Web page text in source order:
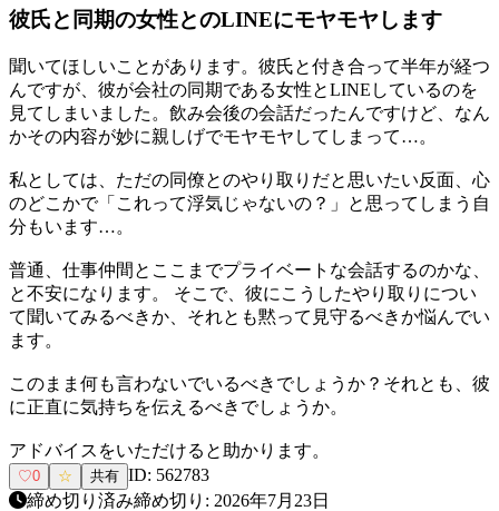
彼氏と同期の女性とのLINEにモヤモヤします
聞いてほしいことがあります。彼氏と付き合って半年が経つ
んですが、彼が会社の同期である女性とLINEしているのを
見てしまいました。飲み会後の会話だったんですけど、なん
かその内容が妙に親しげでモヤモヤしてしまって…。
私としては、ただの同僚とのやり取りだと思いたい反面、心
のどこかで「これって浮気じゃないの？」と思ってしまう自
分もいます…。
普通、仕事仲間とここまでプライベートな会話するのかな、
と不安になります。 そこで、彼にこうしたやり取りについ
て聞いてみるべきか、それとも黙って見守るべきか悩んでい
ます。
このまま何も言わないでいるべきでしょうか？それとも、彼
に正直に気持ちを伝えるべきでしょうか。
アドバイスをいただけると助かります。
♡0 ☆ 共有 ID: 562783
締め切り済み締め切り: 2026年7月23日